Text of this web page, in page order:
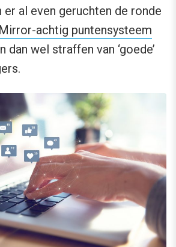
er al even geruchten de ronde
achtig puntensysteem
dan wel straffen van ‘goede’